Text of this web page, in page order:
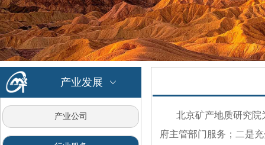
产业发展 ꀁ
产业公司
北京矿产地质研究院
府主管部门服务；二是